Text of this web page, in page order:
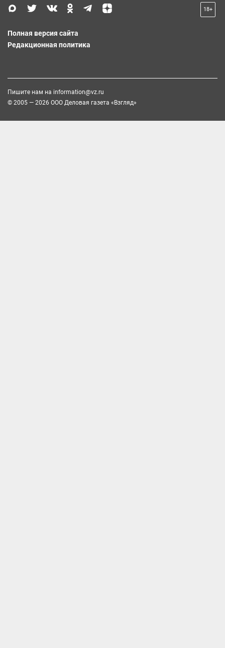
18+
Полная версия сайта
Редакционная политика
Пишите нам на information@vz.ru
© 2005 — 2026 ООО Деловая газета «Взгляд»